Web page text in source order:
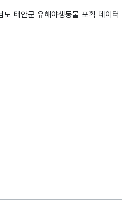
태안군 유해야생동물 포획 데이터